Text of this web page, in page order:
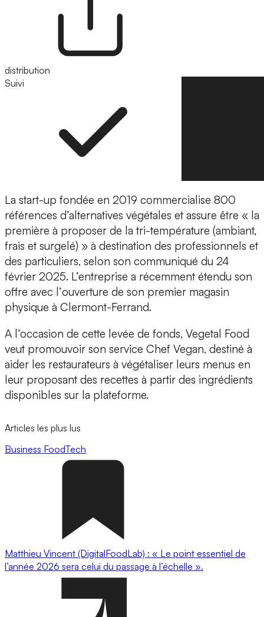
distribution
Suivi
La start-up fondée en 2019 commercialise 800
références d’alternatives végétales et assure être « la
première à proposer de la tri-température (ambiant,
frais et surgelé) » à destination des professionnels et
des particuliers, selon son communiqué du 24
février 2025. L’entreprise a récemment étendu son
offre avec l’ouverture de son premier magasin
physique à Clermont-Ferrand.
A l’occasion de cette levée de fonds, Vegetal Food
veut promouvoir son service Chef Vegan, destiné à
aider les restaurateurs à végétaliser leurs menus en
leur proposant des recettes à partir des ingrédients
disponibles sur la plateforme.
Articles les plus lus
Business FoodTech
Matthieu Vincent (DigitalFoodLab) : « Le point essentiel de
l’année 2026 sera celui du passage à l’échelle ».